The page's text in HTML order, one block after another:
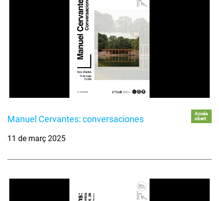
Manuel Cervantes: conversaciones
Accés
obert
11 de març 2025